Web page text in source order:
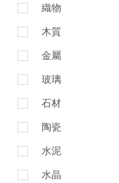
織物
木質
金屬
玻璃
石材
陶瓷
水泥
水晶